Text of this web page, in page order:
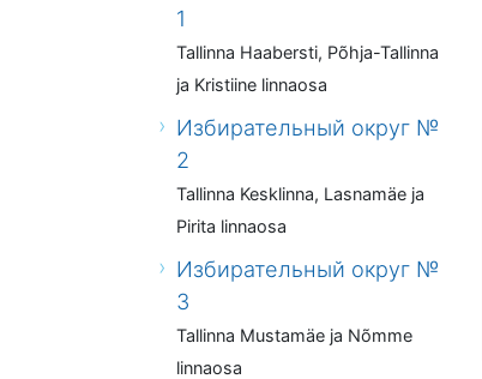
1
Tallinna Haabersti, Põhja-Tallinna
ja Kristiine linnaosa
Избирательный округ №
2
Tallinna Kesklinna, Lasnamäe ja
Pirita linnaosa
Избирательный округ №
3
Tallinna Mustamäe ja Nõmme
linnaosa